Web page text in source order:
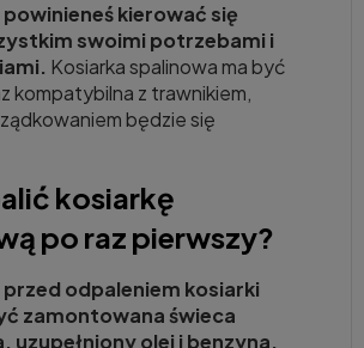
powinieneś kierować się
swoimi potrzebami i
Kosiarka spalinowa ma być
kompatybilna z trawnikiem,
będzie się
kosiarkę
po raz pierwszy?
przed odpaleniem kosiarki
zamontowana świeca
uzupełniony olej i benzyna.